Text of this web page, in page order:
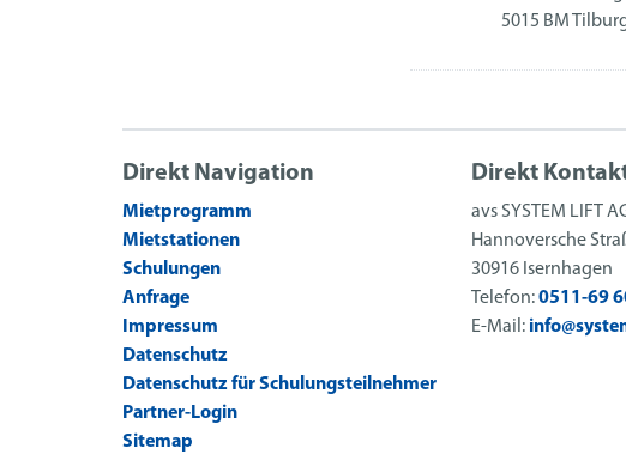
5015 BM
Direkt Navigation
Mietprogramm
Mietstationen
Schulungen
Anfrage
Impressum
Datenschutz
Datenschutz für Schulungsteilnehmer
Partner-Login
Sitemap
Direkt
avs SYSTEM LIFT
Hannoversche
30916 Isernhagen
Telefon:0511-69
E-Mail: